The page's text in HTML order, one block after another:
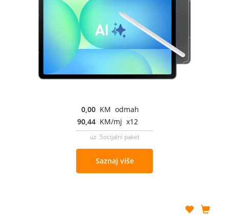
0,00 KM odmah
90,44 KM/mj x12
uz Socijalni paket
Saznaj više